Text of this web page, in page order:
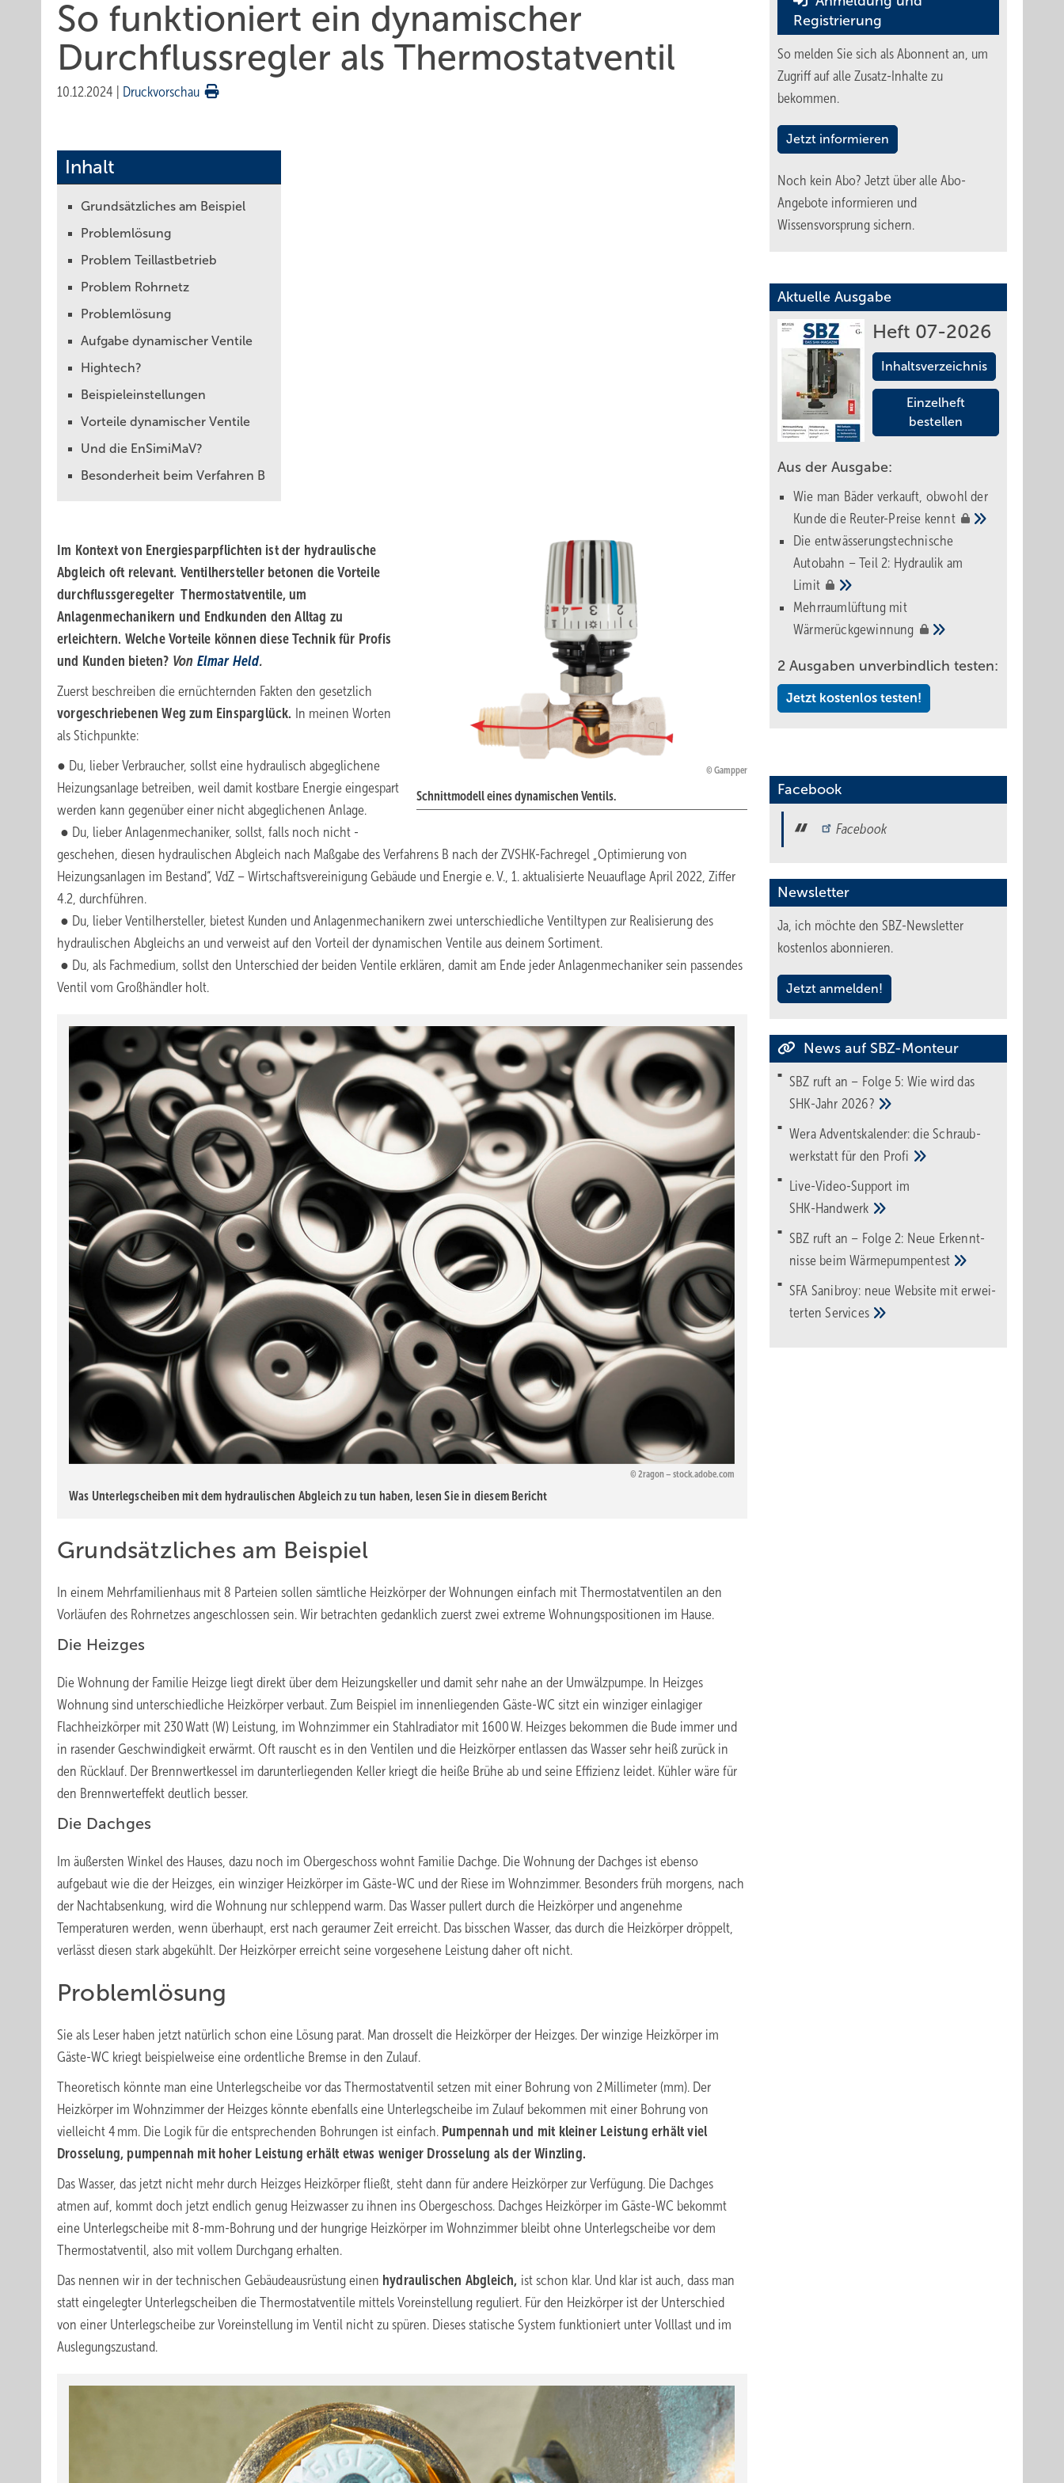
So funktioniert ein dynamischer
Durchflussregler als Thermostatventil
10.12.2024 Druckvorschau
Inhalt
Grundsätzliches am Beispiel
Problemlösung
Problem Teillastbetrieb
Problem Rohrnetz
Problemlösung
Aufgabe dynamischer Ventile
Hightech?
Beispieleinstellungen
Vorteile dynamischer Ventile
Und die EnSimiMaV?
Besonderheit beim Verfahren B
Gampper
Schnittmodell eines dynamischen Ventils.
Im Kontext von Energiesparpflichten ist der hydraulische
Abgleich oft relevant. Ventilhersteller betonen die Vorteile
durchflussgeregelter Thermostatventile, um
Anlagenmechanikern und Endkunden den Alltag zu
erleichtern. Welche Vorteile können diese Technik für Profis
und Kunden bieten? Von Elmar Held.
Zuerst beschreiben die ernüchternden Fakten den gesetzlich
vorgeschriebenen Weg zum Einsparglück. In meinen Worten
als Stichpunkte:
● Du, lieber Verbraucher, sollst eine hydraulisch abgeglichene
Heizungsanlage betreiben, weil damit kostbare Energie eingespart
werden kann gegenüber einer nicht abgeglichenen Anlage.
● Du, lieber Anlagenmechaniker, sollst, falls noch nicht ­
geschehen, diesen hydraulischen Abgleich nach Maßgabe des Verfahrens B nach der ZVSHK-Fachregel „Optimierung von
Heizungsanlagen im Bestand“, VdZ – Wirtschaftsvereinigung Gebäude und Energie e. V., 1. aktualisierte ­Neuauflage April 2022, Ziffer
4.2, durchführen.
● Du, lieber Ventilhersteller, bietest Kunden und Anlagenmechanikern zwei unterschiedliche Ventiltypen zur Realisierung des
hydraulischen Abgleichs an und verweist auf den Vorteil der dynamischen Ventile aus deinem Sortiment.
● Du, als Fachmedium, sollst den Unterschied der beiden Ventile erklären, damit am Ende jeder Anlagenmechaniker sein passendes
Ventil vom Großhändler holt.
2ragon – stock.adobe.com
Was Unterlegscheiben mit dem hydraulischen Abgleich zu tun haben, lesen Sie in diesem Bericht
Grundsätzliches am Beispiel
In einem Mehrfamilienhaus mit 8 Parteien sollen sämtliche Heizkörper der Wohnungen einfach mit Thermostatventilen an den
Vorläufen des Rohrnetzes angeschlossen sein. Wir betrachten gedanklich zuerst zwei extreme Wohnungspositionen im Hause.
Die Heizges
Die Wohnung der Familie Heizge liegt direkt über dem ­Heizungskeller und damit sehr nahe an der Umwälzpumpe. In Heizges
Wohnung sind unterschiedliche Heizkörper verbaut. Zum Beispiel im innenliegenden Gäste-WC sitzt ein winziger einlagiger
Flachheizkörper mit 230 Watt (W) Leistung, im Wohnzimmer ein Stahlradiator mit 1600 W. Heizges bekommen die Bude immer und
in rasender Geschwindigkeit erwärmt. Oft rauscht es in den Ventilen und die ­Heizkörper entlassen das Wasser sehr heiß zurück in
den Rücklauf. Der Brennwertkessel im darunterliegenden Keller kriegt die heiße Brühe ab und seine Effizienz leidet. Kühler wäre für
den Brennwerteffekt deutlich besser.
Die Dachges
Im äußersten Winkel des Hauses, dazu noch im Obergeschoss wohnt Familie Dachge. Die Wohnung der Dachges ist ebenso
aufgebaut wie die der Heizges, ein winziger Heizkörper im Gäste-WC und der Riese im Wohnzimmer. Besonders früh morgens, nach
der Nachtabsenkung, wird die Wohnung nur schleppend warm. Das Wasser pullert durch die Heizkörper und angenehme
Temperaturen werden, wenn überhaupt, erst nach geraumer Zeit erreicht. Das bisschen Wasser, das durch die Heizkörper dröppelt,
verlässt diesen stark abgekühlt. Der Heizkörper erreicht seine vorgesehene Leistung daher oft nicht.
Problemlösung
Sie als Leser haben jetzt natürlich schon eine Lösung parat. Man drosselt die Heizkörper der Heizges. Der winzige Heizkörper im
Gäste-WC kriegt beispielweise eine ordentliche Bremse in den Zulauf.
Theoretisch könnte man eine Unterlegscheibe vor das Thermostatventil setzen mit einer Bohrung von 2 Millimeter (mm). Der
Heizkörper im Wohnzimmer der Heizges könnte ebenfalls eine Unterlegscheibe im Zulauf bekommen mit einer Bohrung von
vielleicht 4 mm. Die Logik für die entsprechenden Bohrungen ist einfach. Pumpennah und mit kleiner Leistung erhält viel
Drosselung, pumpennah mit hoher Leistung erhält etwas weniger Drosselung als der Winzling.
Das Wasser, das jetzt nicht mehr durch Heizges Heizkörper fließt, steht dann für andere Heizkörper zur Verfügung. Die Dachges
atmen auf, kommt doch jetzt endlich genug Heizwasser zu ihnen ins Obergeschoss. Dachges Heizkörper im Gäste-WC bekommt
eine Unterlegscheibe mit 8-mm-Bohrung und der hungrige Heizkörper im Wohnzimmer bleibt ohne Unterlegscheibe vor dem
Thermostatventil, also mit vollem Durchgang erhalten.
Das nennen wir in der technischen Gebäudeausrüstung ­einen hydraulischen Abgleich, ist schon klar. Und klar ist auch, dass man
statt eingelegter Unterlegscheiben die Thermostatventile mittels Voreinstellung reguliert. Für den Heizkörper ist der Unterschied
von einer Unterlegscheibe zur Voreinstellung im Ventil nicht zu spüren. Dieses statische System funktioniert unter Volllast und im
Auslegungszustand.
Registrierung
So melden Sie sich als Abonnent an, um
Zugriff auf alle Zusatz-Inhalte zu
bekommen.
Jetzt informieren
Noch kein Abo? Jetzt über alle Abo-
Angebote informieren und
Wissensvorsprung sichern.
Aktuelle Ausgabe
Heft 07-2026
Inhaltsverzeichnis
Einzelheft
bestellen
Aus der Ausgabe:
Wie man Bäder verkauft, obwohl der
Kunde die Reuter-Preise kennt
Die entwässerungstechnische
Autobahn – Teil 2: Hydraulik am
Limit
Mehrraumlüftung mit
Wärmerückgewinnung
2 Ausgaben unverbindlich testen:
Jetzt kostenlos testen!
Facebook
Facebook
Newsletter
Ja, ich möchte den SBZ-Newsletter
kostenlos abonnieren.
Jetzt anmelden!
News auf SBZ-Monteur
SBZ ruft an – Folge 5: Wie wird das
SHK-Jahr 2026?
Wera Adventskalender: die Schraub­
werk­statt für den Pro­fi
Live-Video-Support im
SHK-Handwerk
SBZ ruft an – Folge 2: Neue Erkennt­
nisse beimWärme­pumpen­test
SFA Sanibroy: neue Web­site mit erwei­
tertenServices